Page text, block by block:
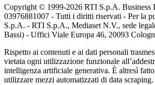
Copyright © 1999-2026 RTI S.p.A. Business
03976881007 - Tutti i diritti riservati - Per la
S.p.A. - RTI S.p.A., Mediaset N.V., sede
Bassi) - Uffici Viale Europa 46, 20093
Rispetto ai contenuti e ai dati personali
vietata ogni utilizzazione funzionale
intelligenza artificiale generativa. È altresì
utilizzare mezzi automatizzati di data scraping.